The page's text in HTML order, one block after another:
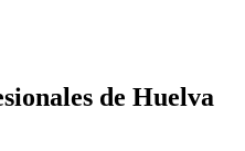
de Huelva